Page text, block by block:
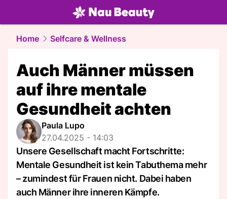
beauty.NAU.ch
Home Selfcare & Wellness
Auch Männer müssen
auf ihre mentale
Gesundheit achten
Paula Lupo
27.04.2025 - 14:03
Unsere Gesellschaft macht Fortschritte:
Mentale Gesundheit ist kein Tabuthema mehr
– zumindest für Frauen nicht. Dabei haben
auch Männer ihre inneren Kämpfe.